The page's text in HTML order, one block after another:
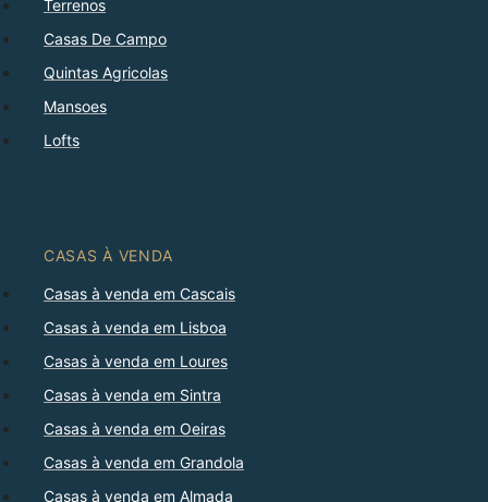
Terrenos
Casas De Campo
Quintas Agricolas
Mansoes
Lofts
CASAS À VENDA
Casas à venda em Cascais
Casas à venda em Lisboa
Casas à venda em Loures
Casas à venda em Sintra
Casas à venda em Oeiras
Casas à venda em Grandola
Casas à venda em Almada